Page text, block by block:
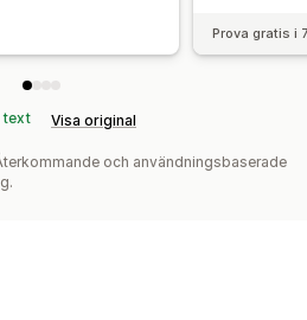
Prova gratis i
text Visa original
och användningsbaserade